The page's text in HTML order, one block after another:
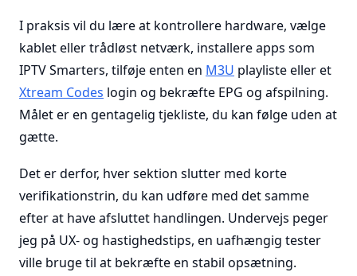
I praksis vil du lære at kontrollere hardware, vælge
kablet eller trådløst netværk, installere apps som
IPTV Smarters, tilføje enten en M3U playliste eller et
Xtream Codes login og bekræfte EPG og afspilning.
Målet er en gentagelig tjekliste, du kan følge uden at
gætte.
Det er derfor, hver sektion slutter med korte
verifikationstrin, du kan udføre med det samme
efter at have afsluttet handlingen. Undervejs peger
jeg på UX- og hastighedstips, en uafhængig tester
ville bruge til at bekræfte en stabil opsætning.